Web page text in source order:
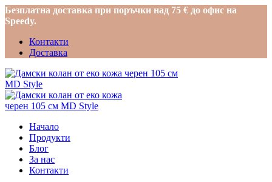
Безплатна доставка при поръчки над 75 € до офис на
Speedy.
Контакти
Доставка
Начало
Продукти
Блог
За нас
Контакти